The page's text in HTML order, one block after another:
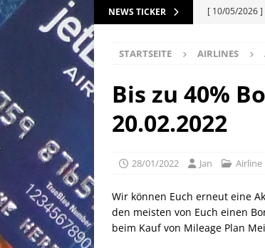
NEWS TICKER [ 10/05/2026 ]
[ 02/05/2026 ]
EXPRESS
[ 04/04/2026 ]
[ 21/05/2026 ]
STARTSEITE AIRLINES
Bis zu 40%
20.02.2022
28/01/2022 Jan
Wir können Euch erneut eine
den meisten von Euch einen
beim Kauf von Mileage Plan